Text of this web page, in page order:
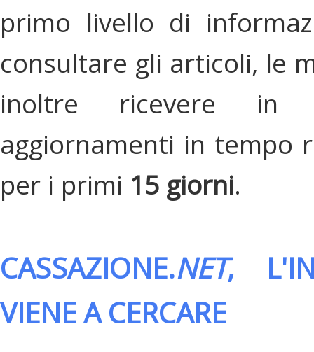
primo livello di
consultare gli articoli, le
inoltre ricevere in
aggiornamenti in tempo
per i primi 15 giorni.
CASSAZIONE.NET,
VIENE A CERCARE